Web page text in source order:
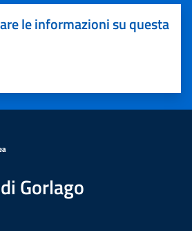
le informazioni su questa
5 stelle su 5
su 5
su 5
5
Gorlago